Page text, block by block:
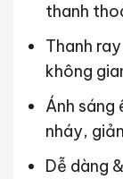
thanh
Thanh
không
Ánh sáng
nháy,
Dễ dàng